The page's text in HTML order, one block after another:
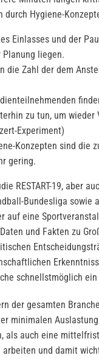
durch Hygiene-
Einlasses und der
liegen.
die Zahl der dem
zu tun, um
Experiment)
Konzepten sind die
gering.
RESTART-19, aber
Bundesliga sowie
auf eine
und Fakten zu
schnellstmöglich
der gesamten
minimalen
als auch eine
und damit